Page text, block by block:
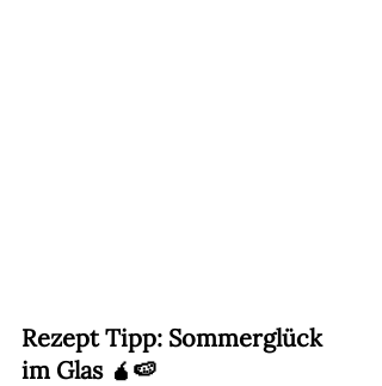
Rezept Tipp: Sommerglück
im Glas 🧉🍉